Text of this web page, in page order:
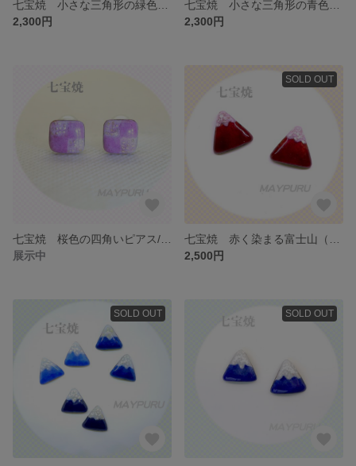
2,300円
2,300円
展示中
SOLD OUT
2,500円
SOLD OUT SOLD OUT